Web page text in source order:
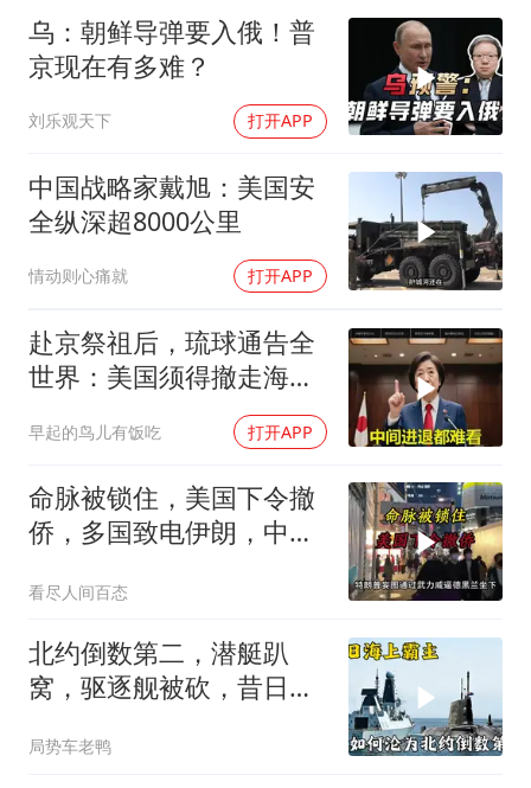
夯实基础开新局
乌：朝鲜导弹要入俄！普
京现在有多难？
刘乐观天下 打开APP
中国战略家戴旭：美国安
全纵深超8000公里
情动则心痛就 打开APP
赴京祭祖后，琉球通告全
世界：美国须得撤走海马
早起的鸟儿有饭吃 打开APP
命脉被锁住，美国下令撤
侨，多国致电伊朗，中国
看尽人间百态
北约倒数第二，潜艇趴
窝，驱逐舰被砍，昔日的
局势车老鸭